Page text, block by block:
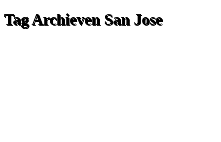
Tag Archieven San Jose